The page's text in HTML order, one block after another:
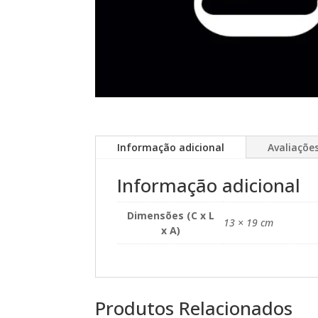
Informação adicional
Informação adicional
Dimensões (C x L
x A)
13 × 19 cm
Produtos Relacionados